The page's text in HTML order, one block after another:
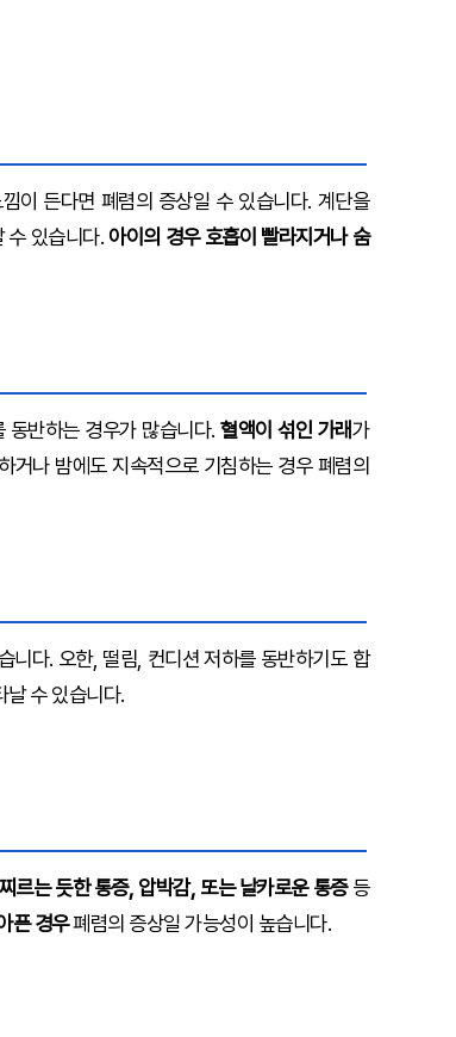
이 든다면 폐렴의 증상일 수 있습니다. 계단을
수 있습니다. 아이의 경우 호흡이 빨라지거나 숨
동반하는 경우가 많습니다.혈액이 섞인 가래가
거나 밤에도 지속적으로 기침하는 경우 폐렴의
니다. 오한, 떨림, 컨디션 저하를 동반하기도 합
날 수 있습니다.
찌르는 듯한 통증, 압박감, 또는 날카로운 통증등
픈 경우폐렴의 증상일 가능성이 높습니다.